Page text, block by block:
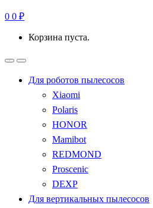
0 0 ₽
Корзина пуста.
Для роботов пылесосов
Xiaomi
Polaris
HONOR
Mamibot
REDMOND
Proscenic
DEXP
Для вертикальных пылесосов